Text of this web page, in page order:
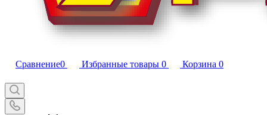
Сравнение0 Избранные товары 0 Корзина 0